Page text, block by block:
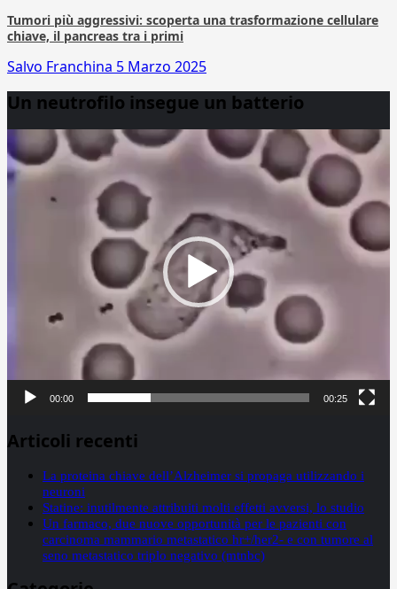
Tumori più aggressivi: scoperta una trasformazione cellulare
chiave, il pancreas tra i primi
Salvo Franchina 5 Marzo 2025
Un neutrofilo insegue un batterio
Player
00:00 00:25
Articoli recenti
La proteina chiave dell’Alzheimer si propaga utilizzando i
neuroni
Statine: inutilmente attribuiti molti effetti avversi, lo studio
Un farmaco, due nuove opportunità per le pazienti con
carcinoma mammario metastatico hr+/her2- e con tumore al
seno metastatico triplo negativo (mtnbc)